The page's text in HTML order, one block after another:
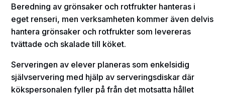
Beredning av grönsaker och rotfrukter hanteras i
eget renseri, men verksamheten kommer även delvis
hantera grönsaker och rotfrukter som levereras
tvättade och skalade till köket.
Serveringen av elever planeras som enkelsidig
självservering med hjälp av serveringsdiskar där
kökspersonalen fyller på från det motsatta hållet